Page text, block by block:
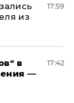
из
17:59
в
—
17:42